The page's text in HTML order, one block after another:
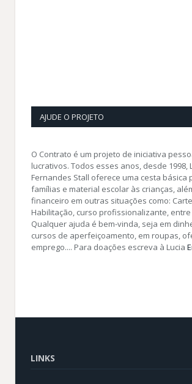
AJUDE O PROJETO
O Contrato é um projeto de iniciativa
lucrativos. Todos esses anos, desde 1998,
Fernandes Stall oferece uma cesta básica
famílias e material escolar às crianças,
financeiro em outras situações como:
Habilitação, curso profissionalizante,
Qualquer ajuda é bem-vinda, seja em
cursos de aperfeiçoamento, em roupas,
emprego.... Para doações escreva à Lucia
LINKS